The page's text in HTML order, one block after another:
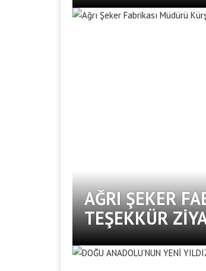
AĞRI ŞEKER
TEŞEKKÜR